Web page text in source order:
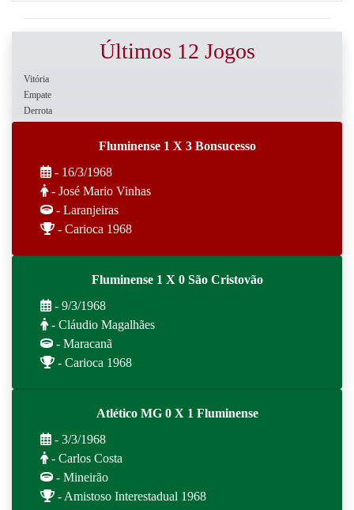
Últimos 12 Jogos
Vitória
Empate
Derrota
Fluminense 1 X 3 Bonsucesso
- 16/3/1968
- José Mario Vinhas
- Laranjeiras
- Carioca 1968
Fluminense 1 X 0 São Cristovão
- 9/3/1968
- Cláudio Magalhães
- Maracanã
- Carioca 1968
Atlético MG 0 X 1 Fluminense
- 3/3/1968
- Carlos Costa
- Mineirão
- Amistoso Interestadual 1968